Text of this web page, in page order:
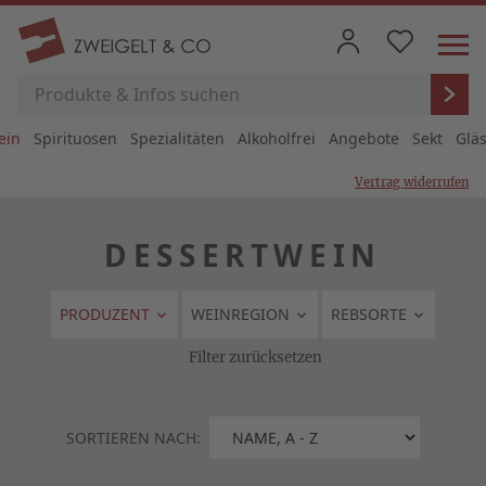
Spirituosen Spezialitäten Alkoholfrei Angebote Sekt
Vertrag widerrufen
DESSERTWEIN
PRODUZENT WEINREGION REBSORTE
Filter zurücksetzen
SORTIEREN NACH: